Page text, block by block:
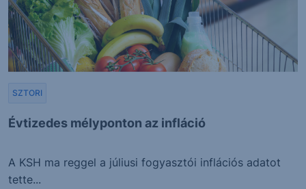
Évtizedes mélyponton az infláció
SZTORI
A KSH ma reggel a júliusi fogyasztói inflációs adatot
tette...